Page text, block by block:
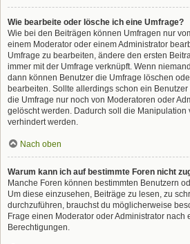
Wie bearbeite oder lösche ich eine Umfrage?
Wie bei den Beiträgen können Umfragen nur
einem Moderator oder einem Administrator
Umfrage zu bearbeiten, ändere den ersten
immer mit der Umfrage verknüpft. Wenn
dann können Benutzer die Umfrage löschen
bearbeiten. Sollte allerdings schon ein
die Umfrage nur noch von Moderatoren oder
gelöscht werden. Dadurch soll die Manipulation
verhindert werden.
Nach oben
Warum kann ich auf bestimmte Foren nicht
Manche Foren können bestimmten Benutzern
Um diese einzusehen, Beiträge zu lesen, zu
durchzuführen, brauchst du möglicherweise
Frage einen Moderator oder Administrator nach
Berechtigungen.